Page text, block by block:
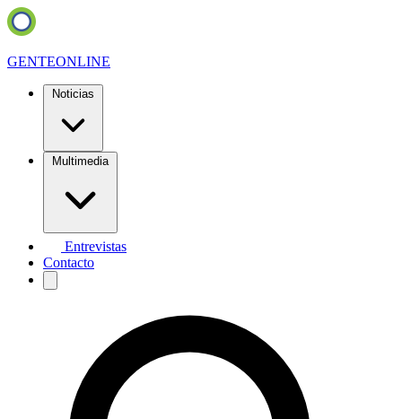
GENTEONLINE
Noticias
Multimedia
Entrevistas
Contacto